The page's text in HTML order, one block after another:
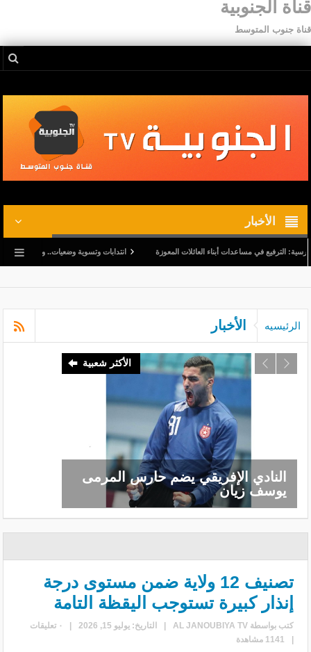
قناة الجنوبية
قناة جنوب المتوسط
الأخبار
في مساعدات أبناء العائلات المعوزة انتدابات وتسوية وضعيات.. وترفيع في أجور
الرئيسيه الأخبار
الأكثر شعبية
النادي الإفريقي يضم حارس المرمى
يوسف زيان
تصنيف 12 ولاية ضمن مستوى درجة
إنذار كبيرة تستوجب اليقظة التامة
كتب بواسطةAL JANOUBIYA TV
| التاريخ: يوليو 15, 2026 |
٠ تعليقات
|
1141 مشاهدة